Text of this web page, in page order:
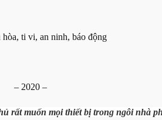
ti vi, an ninh, báo động
– 2020 –
rất muốn mọi thiết bị trong ngôi nhà